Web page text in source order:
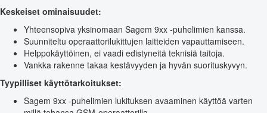
Keskeiset ominaisuudet:
Yhteensopiva yksinomaan Sagem 9xx -puhelimien kanssa.
Suunniteltu operaattorilukittujen laitteiden vapauttamiseen.
Helppokäyttöinen, ei vaadi edistyneitä teknisiä taitoja.
Vankka rakenne takaa kestävyyden ja hyvän suorituskyvyn.
Tyypilliset käyttötarkoitukset:
Sagem 9xx -puhelimien lukituksen avaaminen käyttöä varten